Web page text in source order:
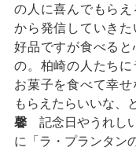
の人に喜んでもら
から発信していき
好品ですが食べる
の。柏崎の人たち
お菓子を食べて幸
もらえたらいいな、
馨 記念日やうれし
に「ラ・プランタン